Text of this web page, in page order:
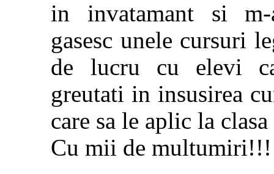
in invatamant si m-
gasesc unele cursuri
de lucru cu elevi
greutati in insusirea
care sa le aplic la clasa
Cu mii de